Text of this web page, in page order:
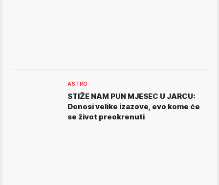
ASTRO
STIŽE NAM PUN MJESEC U JARCU:
Donosi velike izazove, evo kome će
se život preokrenuti